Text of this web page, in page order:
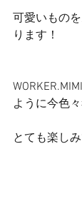
可愛いもの
ります！
ように今色
とても楽し